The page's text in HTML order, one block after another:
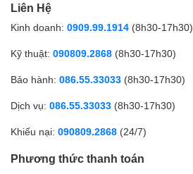
Liên Hệ
Kinh doanh: 0909.99.1914 (8h30-17h30)
Kỹ thuật: 090809.2868 (8h30-17h30)
Bảo hành: 086.55.33033 (8h30-17h30)
Dịch vụ: 086.55.33033 (8h30-17h30)
Khiếu nại: 090809.2868 (24/7)
Phương thức thanh toán